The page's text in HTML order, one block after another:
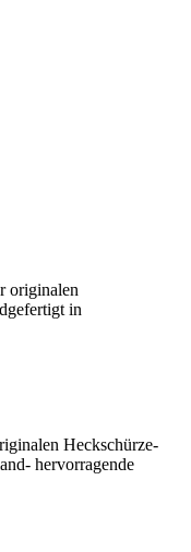
originalen
in
Heckschürze-
hervorragende